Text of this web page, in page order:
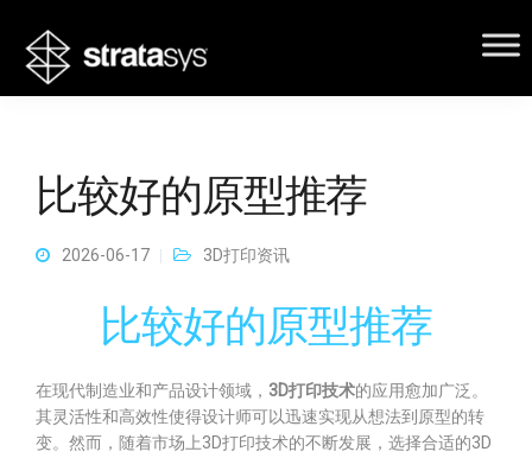
比较好的原型推荐
2026-06-17 3D打印资讯
比较好的原型推荐
在现代制造业和产品设计领域， 3D打印技术的应用愈加广泛。
其灵活性和高效性使得设计师可以迅速实现从想法到原型的转
变。然而，随着市场上3D打印技术的不断发展，选择合适的3D